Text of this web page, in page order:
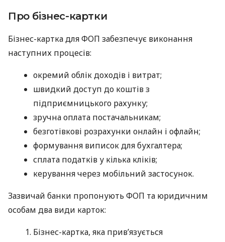
Про бізнес-картки
Бізнес-картка для ФОП забезпечує виконання
наступних процесів:
окремий облік доходів і витрат;
швидкий доступ до коштів з
підприємницького рахунку;
зручна оплата постачальникам;
безготівкові розрахунки онлайн і офлайн;
формування виписок для бухгалтера;
сплата податків у кілька кліків;
керування через мобільний застосунок.
Зазвичай банки пропонують ФОП та юридичним
особам два види карток:
Бізнес-картка, яка прив’язується